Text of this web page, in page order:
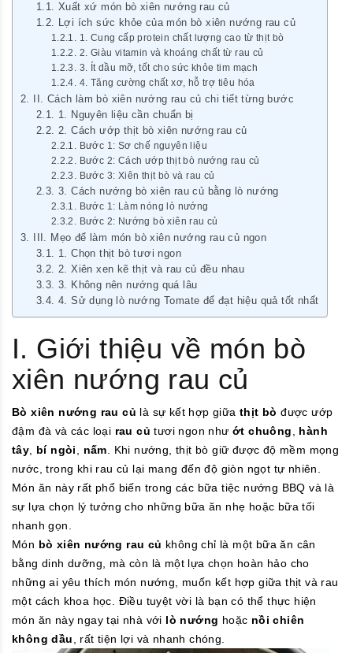
Xuất xứ món bò xiên nướng rau củ
Lợi ích sức khỏe của món bò xiên nướng rau củ
1. Cung cấp protein chất lượng cao từ thịt bò
2. Giàu vitamin và khoáng chất từ rau củ
3. Ít dầu mỡ, tốt cho sức khỏe tim mạch
4. Tăng cường chất xơ, hỗ trợ tiêu hóa
II. Cách làm bò xiên nướng rau củ chi tiết từng bước
1. Nguyên liệu cần chuẩn bị
2. Cách ướp thịt bò xiên nướng rau củ
Bước 1: Sơ chế nguyên liệu
Bước 2: Cách ướp thịt bò nướng rau củ
Bước 3: Xiên thịt bò và rau củ
3. Cách nướng bò xiên rau củ bằng lò nướng
Bước 1: Làm nóng lò nướng
Bước 2: Nướng bò xiên rau củ
III. Mẹo để làm món bò xiên nướng rau củ ngon
1. Chọn thịt bò tươi ngon
2. Xiên xen kẽ thịt và rau củ đều nhau
3. Không nên nướng quá lâu
4. Sử dụng lò nướng Tomate để đạt hiệu quả tốt nhất
I. Giới thiệu về món bò
xiên nướng rau củ
Bò xiên nướng rau củ là sự kết hợp giữa thịt bò được ướp
đậm đà và các loại rau củ tươi ngon nhướt chuông
hành
tây
bí ngòi nấm . Khi nướng, thịt bò giữ được độ mềm mọng
nước, trong khi rau củ lại mang đến độ giòn ngọt tự nhiên.
Món ăn này rất phổ biến trong các bữa tiệc nướng BBQ và là
sự lựa chọn lý tưởng cho những bữa ăn nhẹ hoặc bữa tối
nhanh gọn.
Món bò xiên nướng rau củ không chỉ là một bữa ăn cân
bằng dinh dưỡng, mà còn là một lựa chọn hoàn hảo cho
những ai yêu thích món nướng, muốn kết hợp giữa thịt và rau
một cách khoa học. Điều tuyệt vời là bạn có thể thực hiện
món ăn này ngay tại nhà với lò nướng hoặc nồi chiên
không dầu
, rất tiện lợi và nhanh chóng.